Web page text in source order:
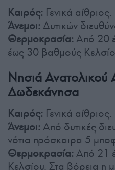
Καιρός: Γενικά αίθριος.
Άνεμοι: Δυτικών
Θερμοκρασία: Από 20
έως 30 βαθμούς
Νησιά Ανατολικού
Δωδεκάνησα
Καιρός: Γενικά αίθριος.
Άνεμοι: Από δυτικές
νότια πρόσκαιρα 5
Θερμοκρασία: Από 21
Κελσίου. Στα βόρεια η